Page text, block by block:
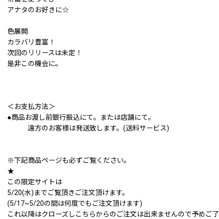
アナタのお好きに☆
色展開
カラバリ豊富！
次回のリリースは未定！
是非この機会に。
＜お支払方法＞
●商品お渡し前銀行振込にて。または店舗にて。
遠方のお客様は発送致します。(送料サービス)
※下記商品ページも必ずご覧ください。
★
この限定サイトは
5/20(水)までご覧頂きご注文頂けます。
(5/17~5/20の間は何度でもご注文頂けます)
これ以降はクローズしこちらからのご注文は出来ませんので予めご了